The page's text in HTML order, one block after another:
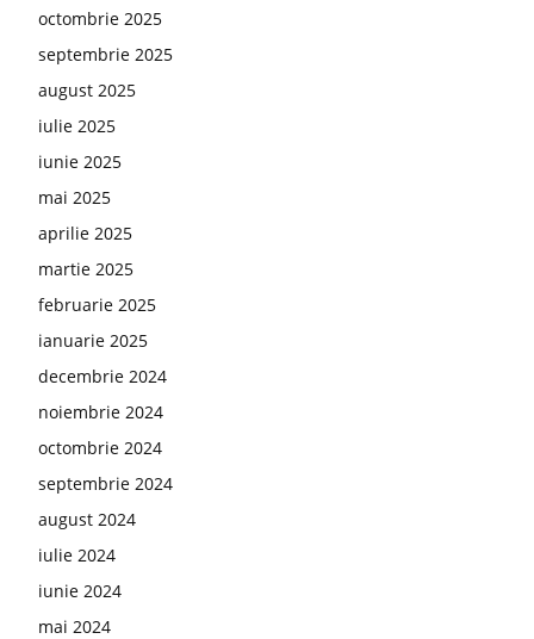
octombrie 2025
septembrie 2025
august 2025
iulie 2025
iunie 2025
mai 2025
aprilie 2025
martie 2025
februarie 2025
ianuarie 2025
decembrie 2024
noiembrie 2024
octombrie 2024
septembrie 2024
august 2024
iulie 2024
iunie 2024
mai 2024